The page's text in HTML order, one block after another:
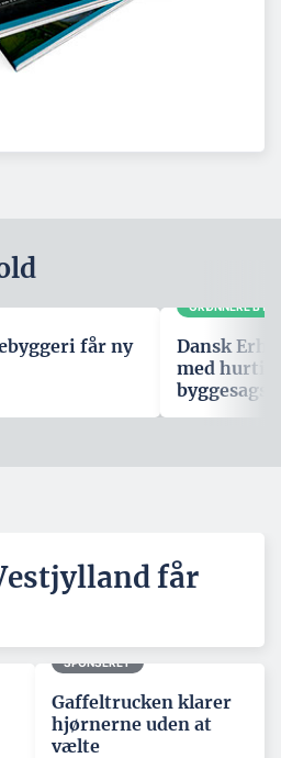
får ny
GRØNNERE
Dansk
med
får
SPONSERET
Gaffeltrucken klarer
hjørnerne uden at
vælte